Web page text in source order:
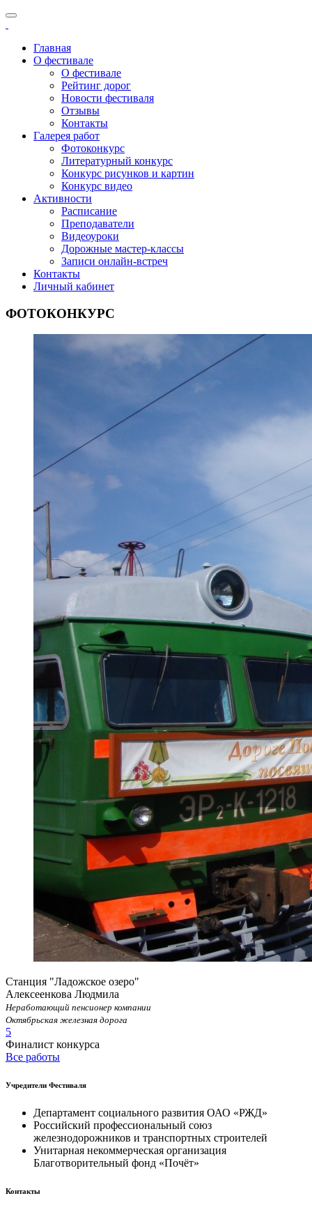
Главная
О фестивале
О фестивале
Рейтинг дорог
Новости фестиваля
Отзывы
Контакты
Галерея работ
Фотоконкурс
Литературный конкурс
Конкурс рисунков и картин
Конкурс видео
Активности
Расписание
Преподаватели
Видеоуроки
Дорожные мастер-классы
Записи онлайн-встреч
Контакты
Личный кабинет
ФОТОКОНКУРС
Станция "Ладожское озеро"
Алексеенкова Людмила
Неработающий пенсионер компании
Октябрьская железная дорога
5
Финалист конкурса
Все работы
Учредители Фестиваля
Департамент социального развития ОАО «РЖД»
Российский профессиональный союз
железнодорожников и транспортных строителей
Унитарная некоммерческая организация
Благотворительный фонд «Почёт»
Контакты